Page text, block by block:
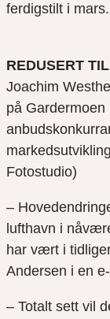
ferdigstilt i mars.
REDUSERT
Joachim
på
Fotostudio)
–
lufthavn i
har vært i
Andersen i en
– Totalt sett vil